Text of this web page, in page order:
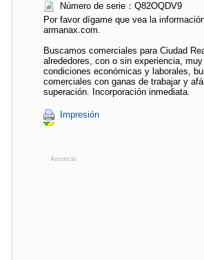
Número de serie：Q82OQDV9
Por favor dígame que vea la
armanax.com.
Buscamos comerciales para Ciudad
alrededores, con o sin experiencia, muy
condiciones económicas y laborales,
comerciales con ganas de trabajar y
superación. Incorporación inmediata.
Impresión
Anuncio